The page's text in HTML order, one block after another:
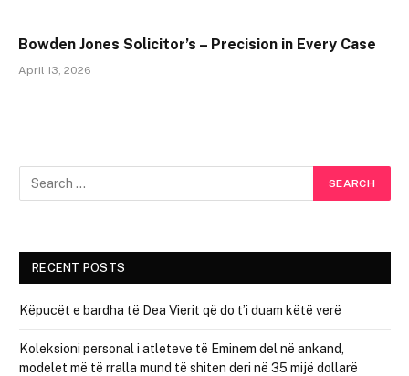
Bowden Jones Solicitor’s – Precision in Every Case
April 13, 2026
RECENT POSTS
Këpucët e bardha të Dea Vierit që do t’i duam këtë verë
Koleksioni personal i atleteve të Eminem del në ankand,
modelet më të rralla mund të shiten deri në 35 mijë dollarë